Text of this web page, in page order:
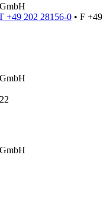
+49 202 28156-0 • F +49